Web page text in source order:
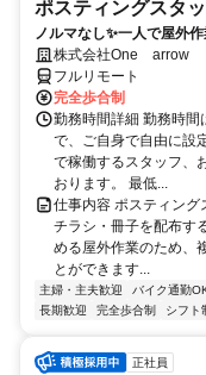
ポスティングスタ
ノルマなし✨一人で屋外作
株式会社One arrow
フルリモート
完全歩合制
勤務時間詳細 勤務時間
で、ご自身で自由に設
で稼働するスタッフ、
おります。 最低...
仕事内容 ポスティング
チラシ・冊子を配布す
める屋外作業のため、
とができます...
主婦・主夫歓迎 バイク通勤
長期歓迎
完全歩合制 シフト
正社員